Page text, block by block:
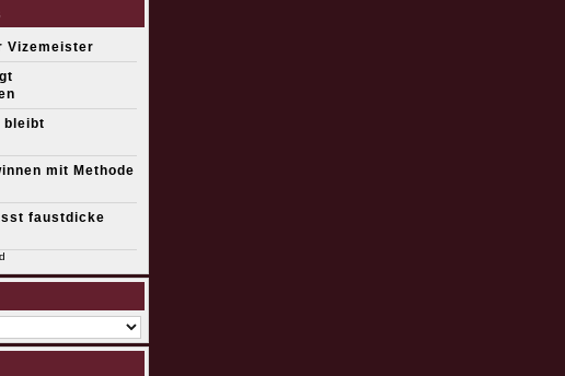
Vizemeister
bleibt
mit Methode
faustdicke